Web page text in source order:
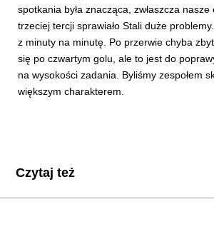
spotkania była znacząca, zwłaszcza nasze
trzeciej tercji sprawiało Stali duże
z minuty na minutę. Po przerwie chyba
się po czwartym golu, ale to jest do
na wysokości zadania. Byliśmy zespołem
większym charakterem.
Czytaj też